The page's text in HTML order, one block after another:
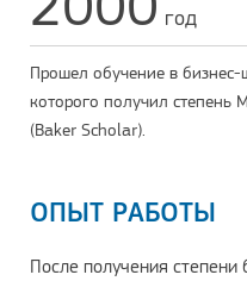
год
Прошел обучение в
которого получил
(Baker Scholar).
ОПЫТ РАБОТЫ
После получения степени